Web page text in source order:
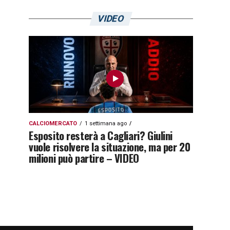
VIDEO
CALCIOMERCATO 1 settimana ago
Esposito resterà a Cagliari? Giulini
vuole risolvere la situazione, ma per 20
milioni può partire – VIDEO